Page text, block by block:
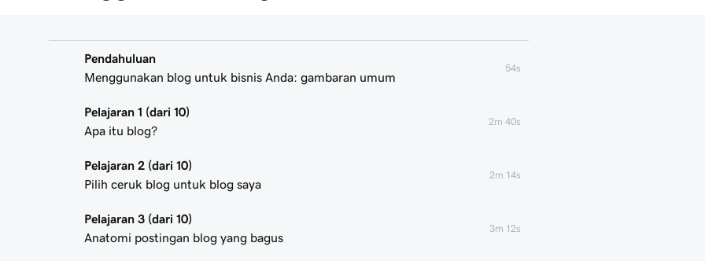
Pendahuluan
Menggunakan blog untuk bisnis Anda: gambaran umum
54s
Pelajaran 1 (dari 10)
Apa itu blog?
2m 40s
Pelajaran 2 (dari 10)
Pilih ceruk blog untuk blog saya
2m 14s
Pelajaran 3 (dari 10)
Anatomi postingan blog yang bagus
3m 12s